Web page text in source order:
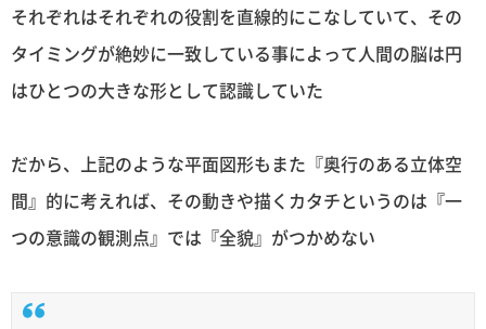
それぞれはそれぞれの役割を直線的にこなしていて、その
タイミングが絶妙に一致している事によって人間の脳は円
はひとつの大きな形として認識していた
だから、上記のような平面図形もまた『奥行のある立体空
間』的に考えれば、その動きや描くカタチというのは『一
つの意識の観測点』では『全貌』がつかめない